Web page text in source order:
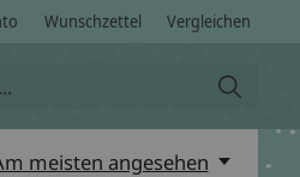
Wunschzettel Vergleichen
meisten angesehen